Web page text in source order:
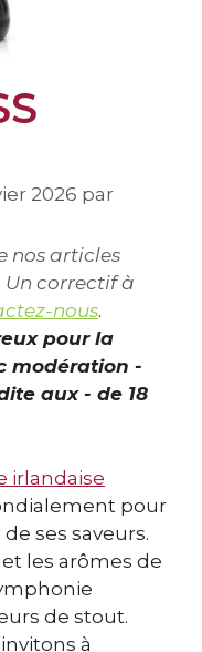
2026 par
nos articles
Un correctif à
nous.
pour la
modération -
aux - de 18
irlandaise
pour
ses saveurs.
les arômes de
de stout.
à